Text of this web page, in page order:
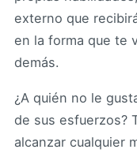
externo que
en la forma que te
demás.
¿A quién no le
de sus esfuerzos?
alcanzar cualquier